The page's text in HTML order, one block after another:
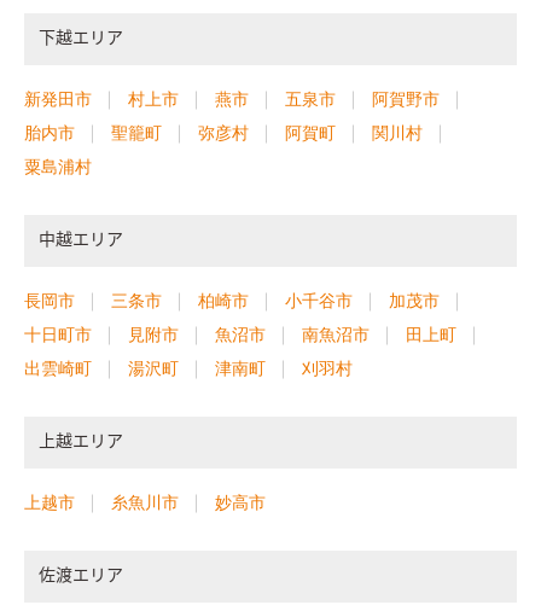
下越エリア
新発田市 村上市 燕市 五泉市
阿賀野市
胎内市
聖籠町 弥彦村 阿賀町
関川村
粟島浦村
中越エリア
長岡市 三条市 柏崎市 小千谷市
加茂市
十日町市
見附市 魚沼市 南魚沼市
田上町
出雲崎町
湯沢町 津南町 刈羽村
上越エリア
上越市 糸魚川市 妙高市
佐渡エリア